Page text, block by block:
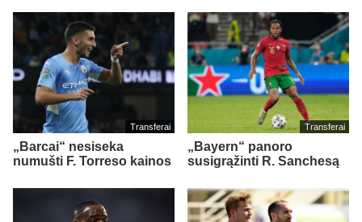
Transferai
„Barcai“ nesiseka
numušti F. Torreso kainos
Transferai
„Bayern“ panoro
susigrąžinti R. Sanchesą